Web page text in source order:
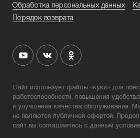
Обработка персональных данных
Порядок возврата
Сайт использует файлы «куки» для
работоспособности, повышения
и улучшения качества обслуживания.
не являются публичной офертой.
сайт вы соглашаетесь с данным